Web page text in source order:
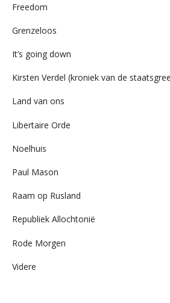
Freedom
Grenzeloos
It’s going down
Kirsten Verdel (kroniek van de
Land van ons
Libertaire Orde
Noelhuis
Paul Mason
Raam op Rusland
Republiek Allochtonië
Rode Morgen
Videre